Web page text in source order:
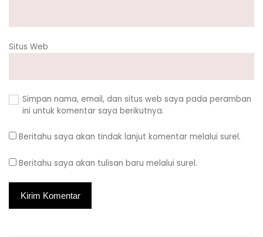
Situs Web
Simpan nama, email, dan situs web saya pada peramban
ini untuk komentar saya berikutnya.
Beritahu saya akan tindak lanjut komentar melalui surel.
Beritahu saya akan tulisan baru melalui surel.